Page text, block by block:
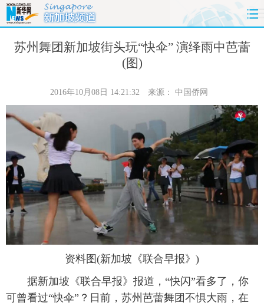
首页 时政 国际 财经
时尚 思客 地方 法治
港澳 华人 汽车
能源 房产 公司
图片 视频 彩票 食品
健康 信息化
公益 军事
富媒体 摄影 新华广播
苏州舞团新加坡街头玩“快伞” 演绎雨中芭蕾
(图)
2016年10月08日 14:21:32 来源： 中国侨网
资料图(新加坡《联合早报》)
据新加坡《联合早报》报道，“快闪”看多了，你
可曾看过“快伞”？日前，苏州芭蕾舞团不惧大雨，在